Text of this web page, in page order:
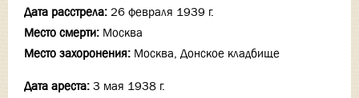
Дата расстрела: 26 февраля 1939 г.
Место смерти: Москва
Место захоронения: Москва, Донское кладбище
Дата ареста: 3 мая 1938 г.